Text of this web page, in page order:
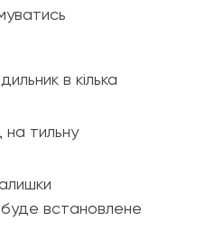
в кілька
тильну
встановлене